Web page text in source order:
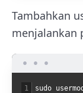
Tambahkan
menjalankan
1 sudo usermod